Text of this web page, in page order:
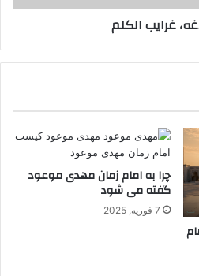
غرایب الکلم
چرا به امام زمان مهدی موعود
گفته می شود
7 فوریه, 2025